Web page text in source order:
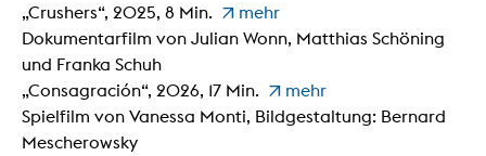
„Crushers“, 2025, 8 Min.
mehr
Dokumentarfilm von Julian Wonn, Matthias Schöning
und Franka Schuh
„Consagración“, 2026, 17 Min.
mehr
Spielfilm von Vanessa Monti, Bildgestaltung: Bernard
Mescherowsky